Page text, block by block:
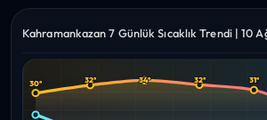
Yüksek
30° 32° 34° 32° 31°